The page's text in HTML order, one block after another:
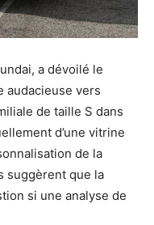
a dévoilé le
audacieuse vers
de taille S dans
d’une vitrine
de la
suggèrent que la
si une analyse de